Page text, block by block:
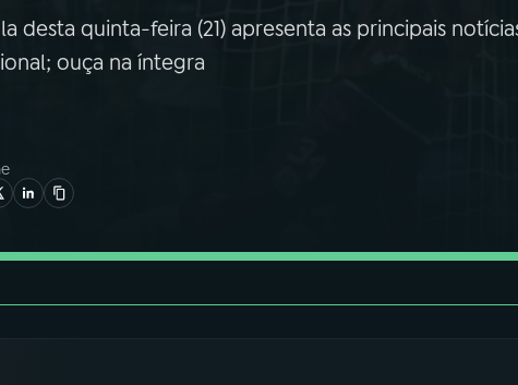
desta quinta-feira (21) apresenta as principais
ouça na íntegra